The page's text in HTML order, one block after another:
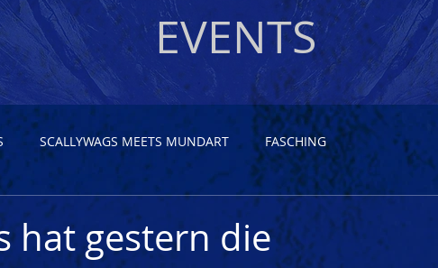
EVENTS
SCALLYWAGS MEETS MUNDART FASCHING
hat gestern die